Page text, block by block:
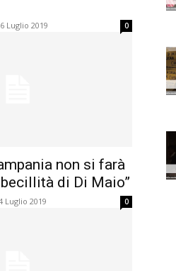
Luglio 2019 0
non si farà
di Di Maio”
Luglio 2019 0